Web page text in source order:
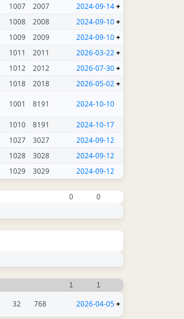
1007 2007 2024-09-14+
1008 2008 2024-09-10+
1009 2009 2024-09-10+
1011 2011 2026-03-22+
1012 2012 2026-07-30+
1018 2018 2026-05-02+
1001 8191 2024-10-10
1010 8191
2024-10-17
1027 3027
2024-09-12
1028 3028
2024-09-12
1029 3029 2024-09-12
0 0
1 1
32 768 2026-04-05+